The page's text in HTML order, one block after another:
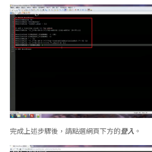
完成上述步驟後，請點選網頁下方的登入 。